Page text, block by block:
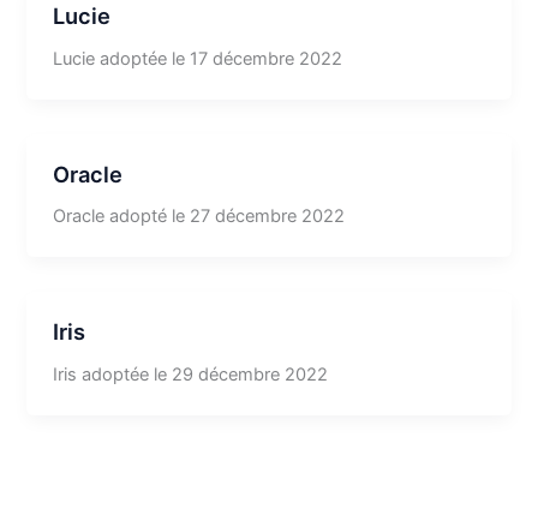
Lucie
Lucie adoptée le 17 décembre 2022
Oracle
Oracle adopté le 27 décembre 2022
Iris
Iris adoptée le 29 décembre 2022